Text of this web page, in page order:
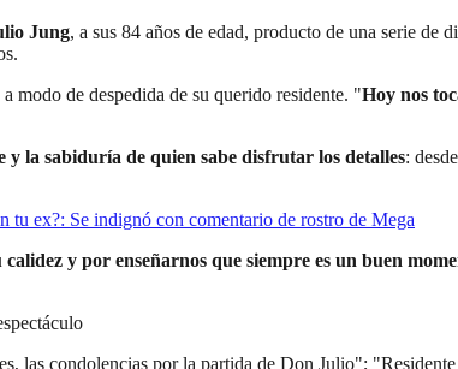
Jung, a sus 84 años de edad, producto de una serie de
modo de despedida de su querido residente. "Hoy nos
y la sabiduría de quien sabe disfrutar los detalles:
tu ex?: Se indignó con comentario de rostro de Mega
y por enseñarnos que siempre es un buen
las condolencias por la partida de Don Julio";